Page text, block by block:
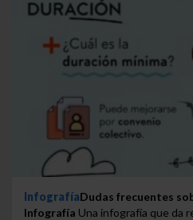
InfografíaDudas frecuentes
Infografía Una infografía que da